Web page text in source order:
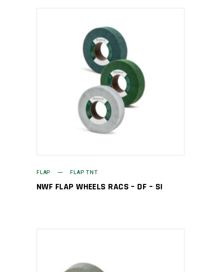
FLAP FLAP TNT
NWF FLAP WHEELS RACS – DF – SI